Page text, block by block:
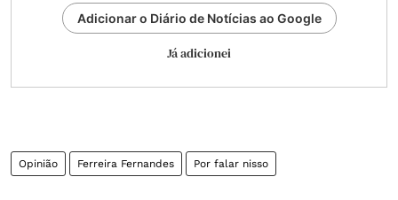
Adicionar o Diário de Notícias ao Google
Já adicionei
Opinião Ferreira Fernandes Por falar nisso